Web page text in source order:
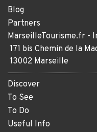
Blog
Partners
MarseilleTourisme.fr -
171 bis Chemin de la
13002 Marseille
Discover
To See
To Do
Useful Info